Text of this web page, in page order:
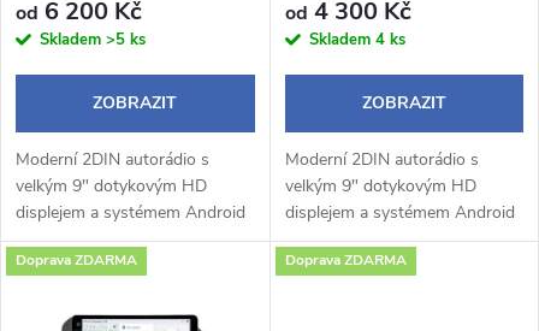
o
u
k
t
r
o
d
u
k
od 6 200 Kč
Skladem >5 ks
ZOBRAZIT
Moderní 2DIN autorádio s
velkým 9" dotykovým HD
displejem a systémem Android
14 přináší pohodlné a chytré
ovládání během jízdy.
Android Auto umožňují...
od 4 300 Kč
Skladem 4 ks
ZOBRAZIT
Moderní 2DIN autorádio s
velkým 9" dotykovým HD
displejem a systémem Android
14 přináší pohodlné a chytré
ovládání během jízdy.
Doprava ZDARMA Doprava ZDARMA